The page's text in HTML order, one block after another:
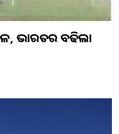
ଭାରତର ବଢିଲା